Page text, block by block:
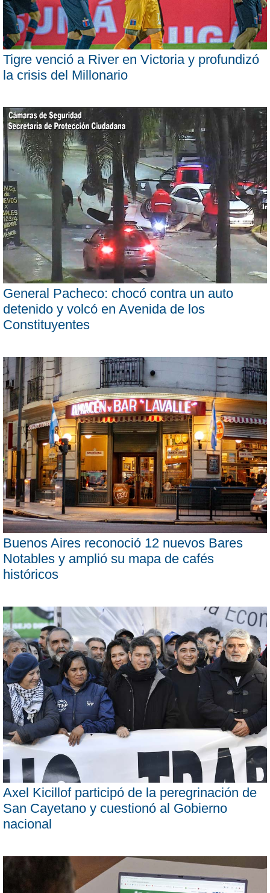
Tigre venció a River en Victoria y profundizó
la crisis del Millonario
General Pacheco: chocó contra un auto
detenido y volcó en Avenida de los
Constituyentes
Buenos Aires reconoció 12 nuevos Bares
Notables y amplió su mapa de cafés
históricos
Axel Kicillof participó de la peregrinación de
San Cayetano y cuestionó al Gobierno
nacional